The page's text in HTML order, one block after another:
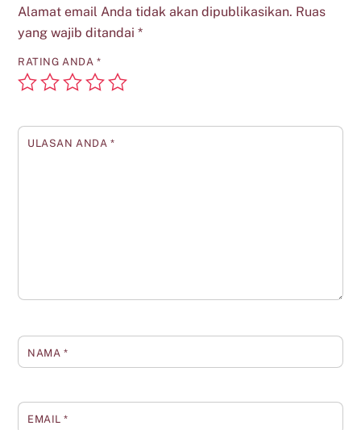
Alamat email Anda tidak akan dipublikasikan. Ruas
yang wajib ditandai*
RATING ANDA *
ULASAN ANDA *
NAMA *
EMAIL*